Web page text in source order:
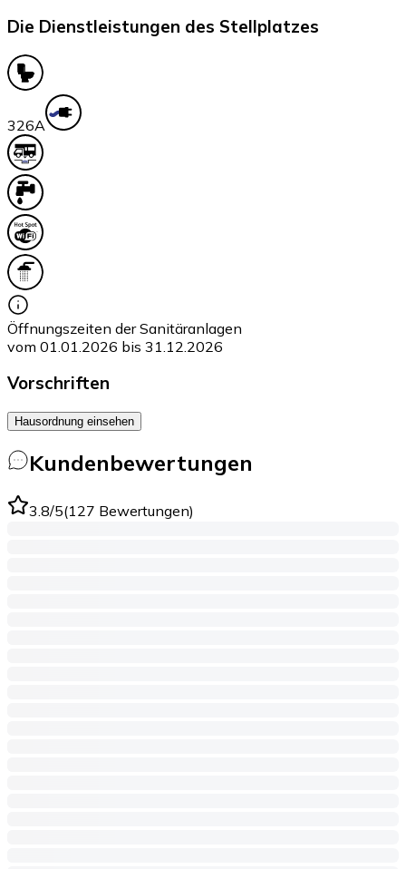
Die Dienstleistungen des Stellplatzes
326A
Öffnungszeiten der Sanitäranlagen
vom 01.01.2026 bis 31.12.2026
Vorschriften
Hausordnung einsehen
Kundenbewertungen
3.8/5(127 Bewertungen)